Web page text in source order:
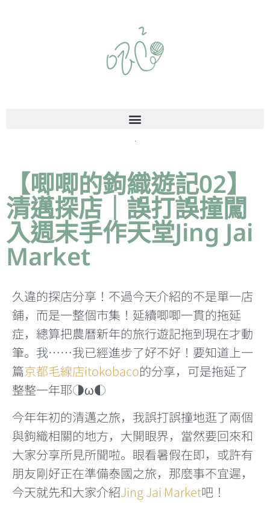
【唧唧的鉤織遊記02】
清邁探店｜誤打誤撞闖
入週末手作天堂Jing Jai
Market
久違的探店分享！不過今天介紹的不是單一店
鋪，而是一整個市集！延續唧唧一貫的拖延
症，總算把農曆新年的旅行遊記拖到現在才動
筆。我……我已經進步了好不好！要知道上一
篇京都毛線店itokobaco的分享，可是拖延了
整整一年耶◑ω◐
今年年初的清邁之旅，我誤打誤撞地逛了兩個
與鉤織相關的地方，大開眼界，當然要回來和
大家分享所見所聞啦。眼看暑假在即，或許有
朋友剛好正在準備泰國之旅，那麼事不宜遲，
今天就先和大家介紹Jing Jai Market吧！